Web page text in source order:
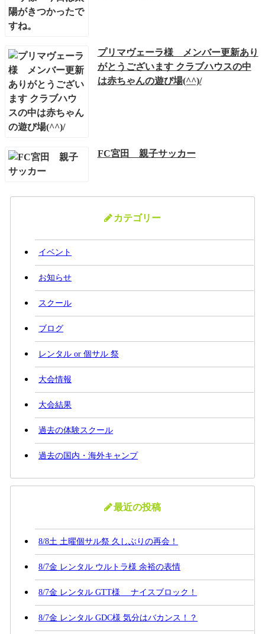
プリマヴェーラ様 メンバー更新あり
がとうございます クラブハウスの中
は赤ちゃんの遊び場(^^)/
FC宮田 親子サッカー
カテゴリー
イベント
お知らせ
スクール
ブログ
レンタル or 個サル 祭
大会情報
大会結果
過去の体験スクール
過去の国内・海外キャンプ
最近の投稿
8/8土 土曜個サル祭 久しぶりの再会！
8/7金 レンタル ウルトラ様 余裕の表情
8/7金 レンタル GTT様 ナイスブロック！
8/7金 レンタル GDC様 気分はバカンス！？